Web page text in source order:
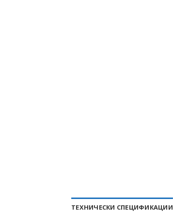
ТЕХНИЧЕСКИ СПЕЦИФИКАЦИИ